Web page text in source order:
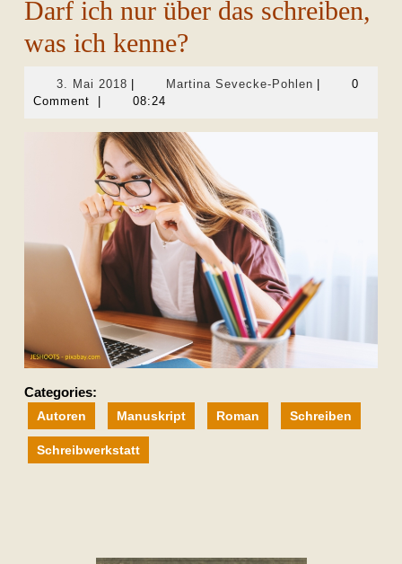
Darf ich nur über das schreiben,
was ich kenne?
3. Mai 2018 3.
Mai
Martina Sevecke-PohlenMartina
0
Comment
08:24
Categories:
Autoren Manuskript Roman Schreiben
Schreibwerkstatt